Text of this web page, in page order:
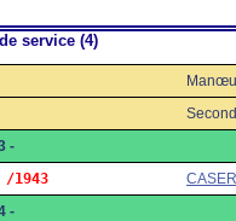
service (4)
-
/1943
-